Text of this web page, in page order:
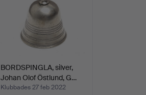
BORDSPINGLA, silver,
Johan Olof Östlund, G…
Klubbades 27 feb 2022